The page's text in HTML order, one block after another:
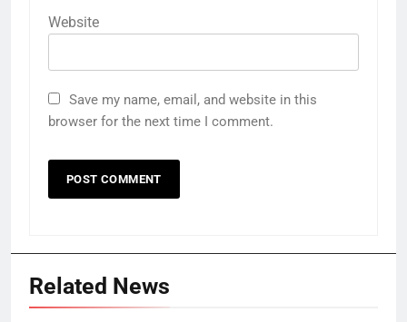
Website
Save my name, email, and website in this
browser for the next time I comment.
Related News